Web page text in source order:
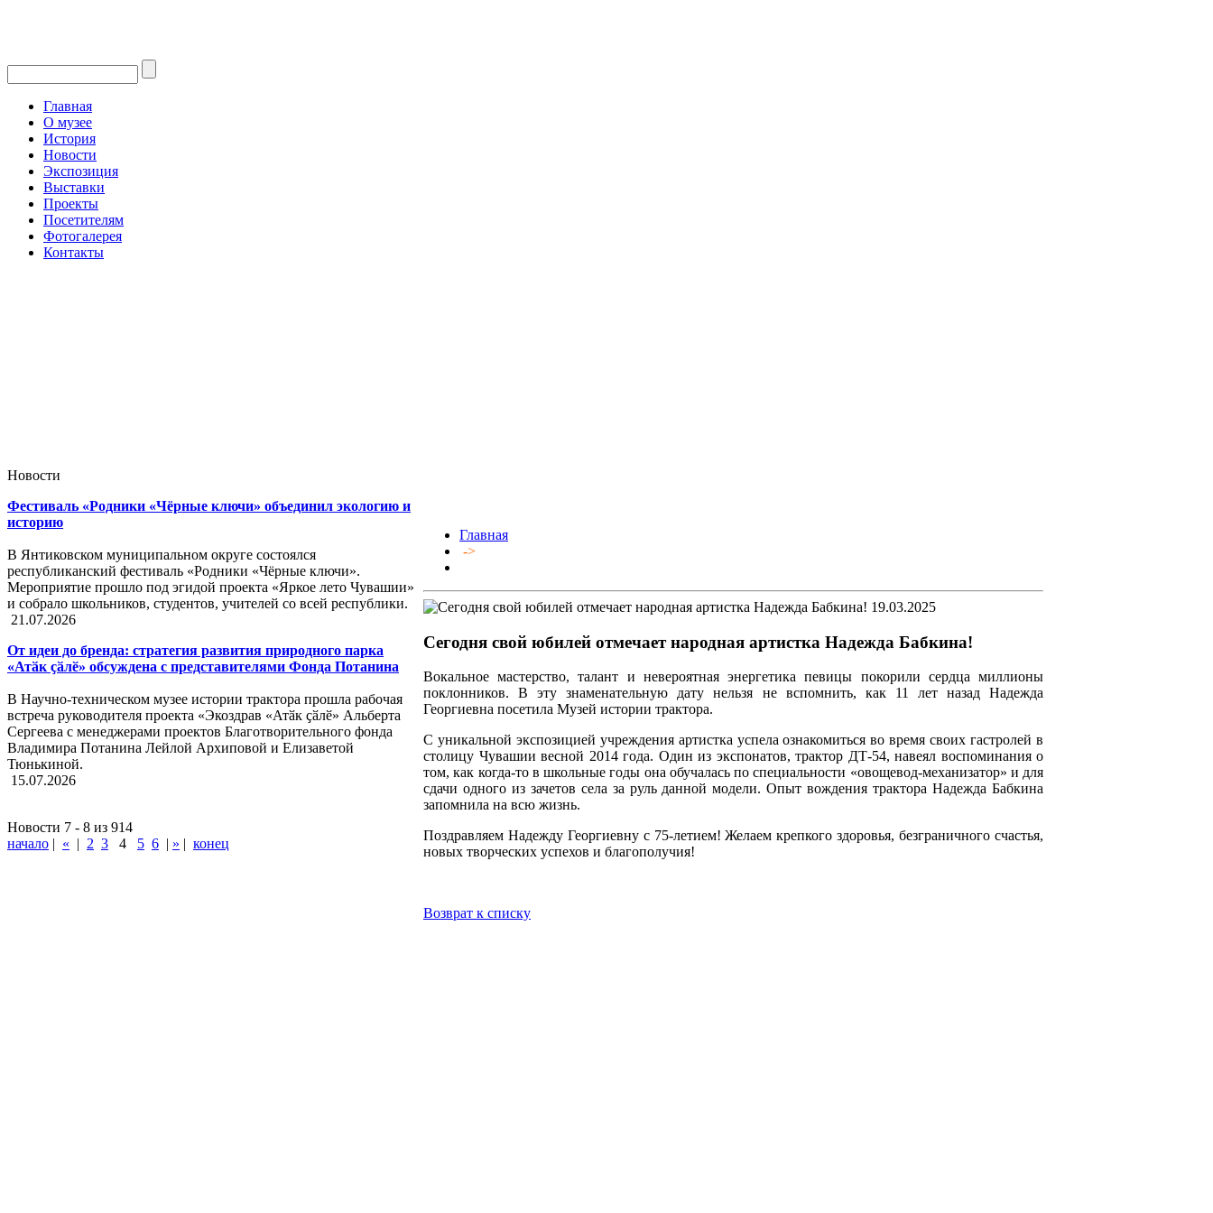
Главная
О музее
История
Новости
Экспозиция
Выставки
Проекты
Посетителям
Фотогалерея
Контакты
Новости
Фестиваль «Родники «Чёрные ключи» объединил экологию и
историю
В Янтиковском муниципальном округе состоялся
республиканский фестиваль «Родники «Чёрные ключи».
Мероприятие прошло под эгидой проекта «Яркое лето Чувашии»
и собрало школьников, студентов, учителей со всей республики.
21.07.2026
От идеи до бренда: стратегия развития природного парка
«Атӑк ҫӑлӗ» обсуждена с представителями Фонда Потанина
В Научно-техническом музее истории трактора прошла рабочая
встреча руководителя проекта «Экоздрав «Атӑк ҫӑлӗ» Альберта
Сергеева с менеджерами проектов Благотворительного фонда
Владимира Потанина Лейлой Архиповой и Елизаветой
Тюнькиной.
15.07.2026
Новости 7 - 8 из 914
начало | « | 2 3 4 5 6 | » | конец
Главная
->
19.03.2025
Сегодня свой юбилей отмечает народная артистка Надежда Бабкина!
Вокальное мастерство, талант и невероятная энергетика певицы покорили сердца миллионы
поклонников. В эту знаменательную дату нельзя не вспомнить, как 11 лет назад Надежда
Георгиевна посетила Музей истории трактора.
С уникальной экспозицией учреждения артистка успела ознакомиться во время своих гастролей в
столицу Чувашии весной 2014 года. Один из экспонатов, трактор ДТ-54, навеял воспоминания о
том, как когда-то в школьные годы она обучалась по специальности «овощевод-механизатор» и для
сдачи одного из зачетов села за руль данной модели. Опыт вождения трактора Надежда Бабкина
запомнила на всю жизнь.
Поздравляем Надежду Георгиевну с 75-летием! Желаем крепкого здоровья, безграничного счастья,
новых творческих успехов и благополучия!
Возврат к списку